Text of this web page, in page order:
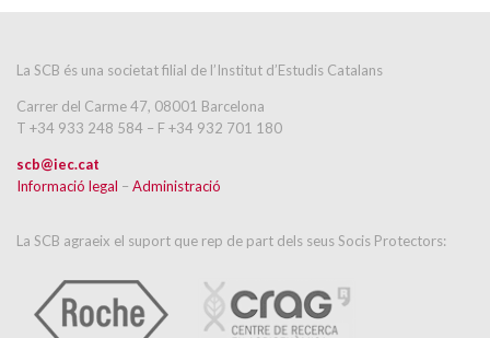
La SCB és una societat filial de l’Institut d’Estudis Catalans
Carrer del Carme 47, 08001 Barcelona
T +34 933 248 584 – F +34 932 701 180
scb@iec.cat
Informació legal – Administració
La SCB agraeix el suport que rep de part dels seus Socis Protectors: